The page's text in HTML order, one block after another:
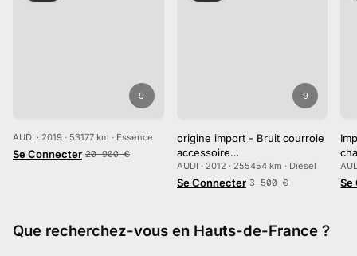
9
AUDI · 2019 · 53177 km · Essence
Se Connecter 20 900 €
9
origine import - Bruit courroie
accessoire…
AUDI · 2012 · 255454 km · Diesel
Se Connecter 3 500 € Se
Que recherchez-vous en Hauts-de-France ?